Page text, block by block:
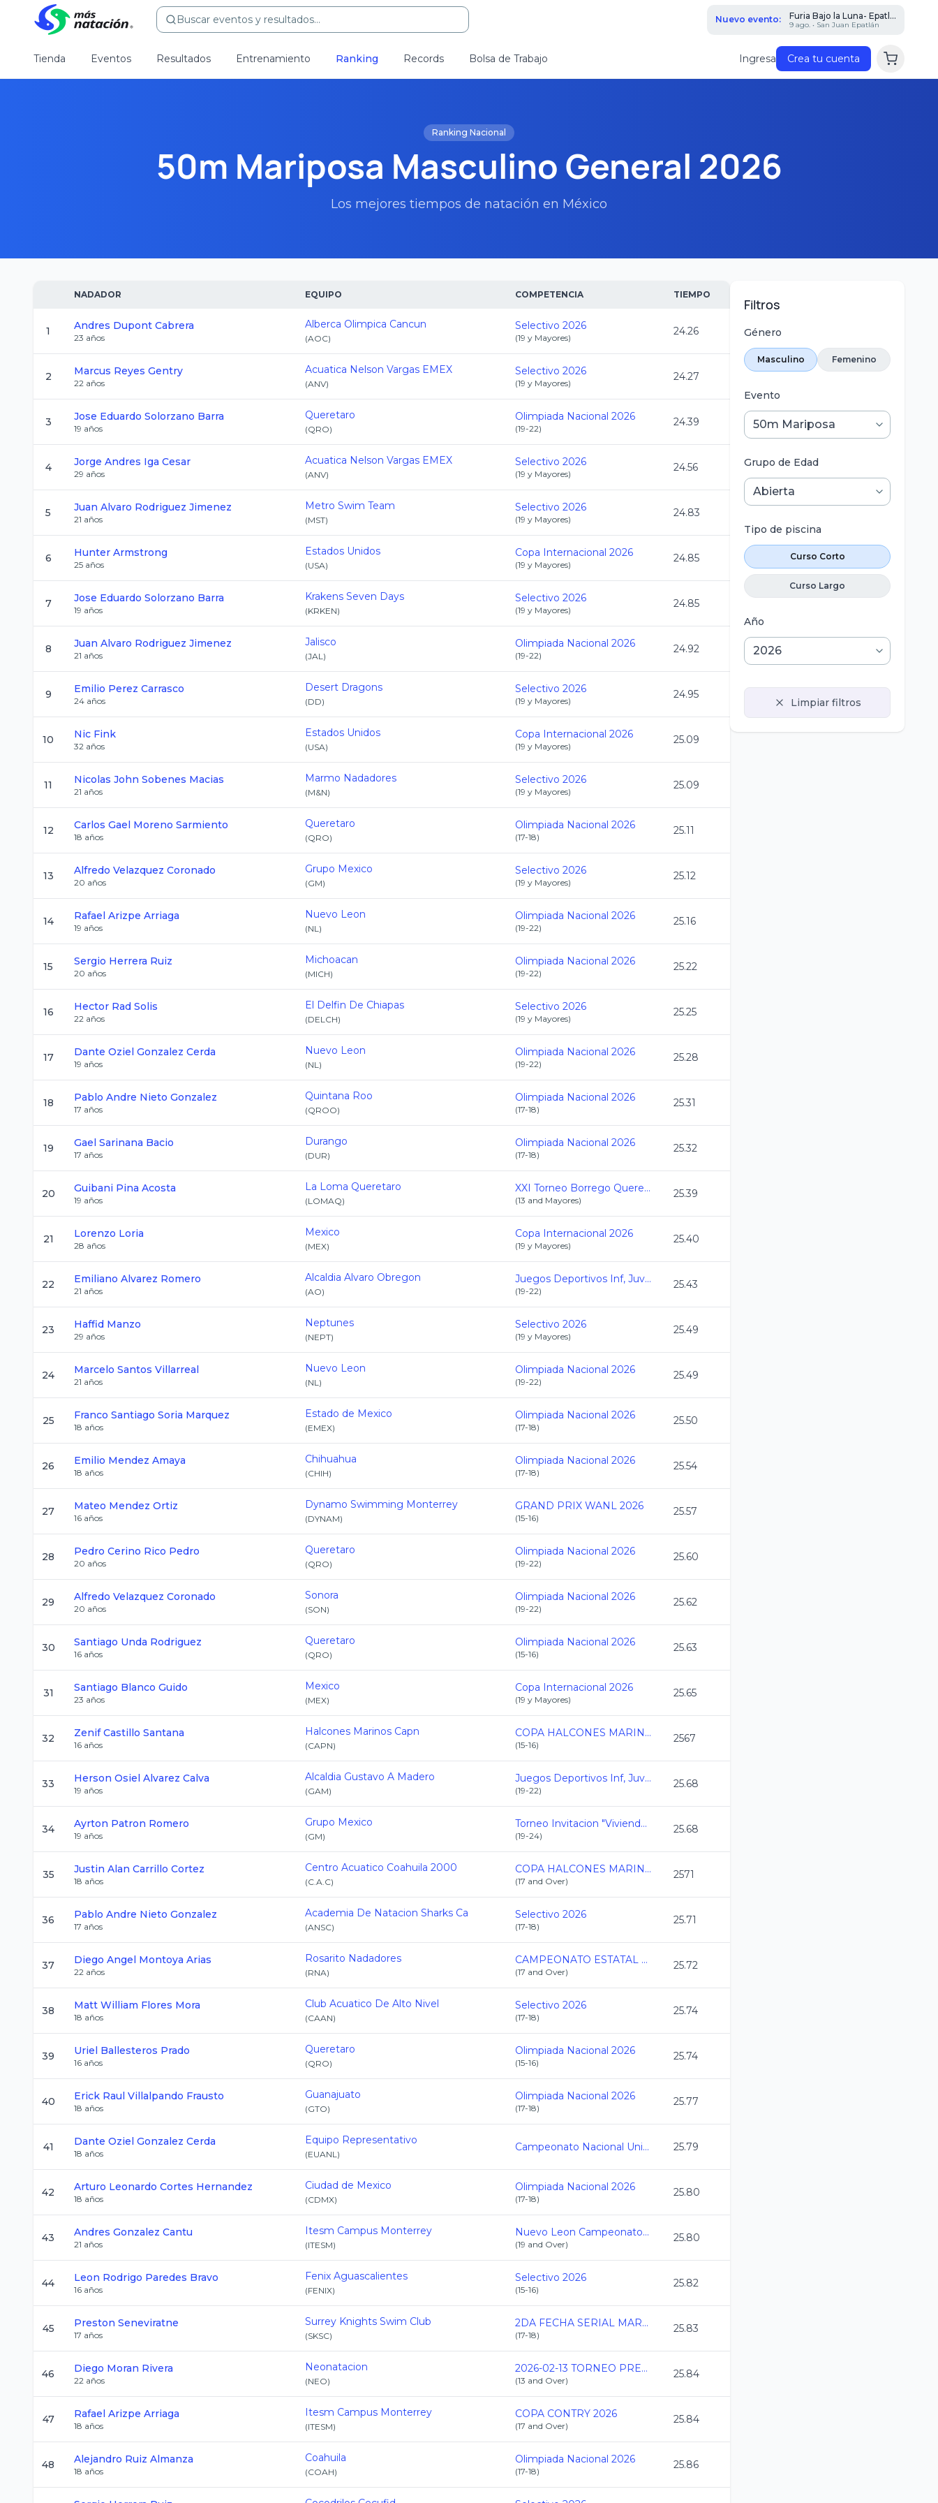
Buscar eventos y resultados... Nuevo evento: Furia Bajo la Luna- Epatl...
9 ago. • San Juan Epatlán
Tienda Eventos Resultados Entrenamiento Ranking Records Bolsa de Trabajo Ingresa Crea tu cuenta
Ranking Nacional
50m Mariposa Masculino General 2026
Los mejores tiempos de natación en México
NADADOR EQUIPO COMPETENCIA TIEMPO
1 Andres Dupont Cabrera
23 años
Alberca Olimpica Cancun
(AOC)
Selectivo 2026
(19 y Mayores)
24.26
2 Marcus Reyes Gentry
22 años
Acuatica Nelson Vargas EMEX
(ANV)
Selectivo 2026
(19 y Mayores)
24.27
3 Jose Eduardo Solorzano Barra
19 años
Queretaro
(QRO)
Olimpiada Nacional 2026
(19-22)
24.39
4 Jorge Andres Iga Cesar
29 años
Acuatica Nelson Vargas EMEX
(ANV)
Selectivo 2026
(19 y Mayores)
24.56
5 Juan Alvaro Rodriguez Jimenez
21 años
Metro Swim Team
(MST)
Selectivo 2026
(19 y Mayores)
24.83
6 Hunter Armstrong
25 años
Estados Unidos
(USA)
Copa Internacional 2026
(19 y Mayores)
24.85
7 Jose Eduardo Solorzano Barra
19 años
Krakens Seven Days
(KRKEN)
Selectivo 2026
(19 y Mayores)
24.85
8 Juan Alvaro Rodriguez Jimenez
21 años
Jalisco
(JAL)
Olimpiada Nacional 2026
(19-22)
24.92
9 Emilio Perez Carrasco
24 años
Desert Dragons
(DD)
Selectivo 2026
(19 y Mayores)
24.95
10 Nic Fink
32 años
Estados Unidos
(USA)
Copa Internacional 2026
(19 y Mayores)
25.09
11 Nicolas John Sobenes Macias
21 años
Marmo Nadadores
(M&N)
Selectivo 2026
(19 y Mayores)
25.09
12 Carlos Gael Moreno Sarmiento
18 años
Queretaro
(QRO)
Olimpiada Nacional 2026
(17-18)
25.11
13 Alfredo Velazquez Coronado
20 años
Grupo Mexico
(GM)
Selectivo 2026
(19 y Mayores)
25.12
14 Rafael Arizpe Arriaga
19 años
Nuevo Leon
(NL)
Olimpiada Nacional 2026
(19-22)
25.16
15 Sergio Herrera Ruiz
20 años
Michoacan
(MICH)
Olimpiada Nacional 2026
(19-22)
25.22
16 Hector Rad Solis
22 años
El Delfin De Chiapas
(DELCH)
Selectivo 2026
(19 y Mayores)
25.25
17 Dante Oziel Gonzalez Cerda
19 años
Nuevo Leon
(NL)
Olimpiada Nacional 2026
(19-22)
25.28
18 Pablo Andre Nieto Gonzalez
17 años
Quintana Roo
(QROO)
Olimpiada Nacional 2026
(17-18)
25.31
19 Gael Sarinana Bacio
17 años
Durango
(DUR)
Olimpiada Nacional 2026
(17-18)
25.32
20 Guibani Pina Acosta
19 años
La Loma Queretaro
(LOMAQ)
XXI Torneo Borrego Queretaro 2026
(13 and Mayores)
25.39
21 Lorenzo Loria
28 años
Mexico
(MEX)
Copa Internacional 2026
(19 y Mayores)
25.40
22 Emiliano Alvarez Romero
21 años
Alcaldia Alvaro Obregon
(AO)
Juegos Deportivos Inf, Juv y Paralim. CDMX 26
(19-22)
25.43
23 Haffid Manzo
29 años
Neptunes
(NEPT)
Selectivo 2026
(19 y Mayores)
25.49
24 Marcelo Santos Villarreal
21 años
Nuevo Leon
(NL)
Olimpiada Nacional 2026
(19-22)
25.49
25 Franco Santiago Soria Marquez
18 años
Estado de Mexico
(EMEX)
Olimpiada Nacional 2026
(17-18)
25.50
26 Emilio Mendez Amaya
18 años
Chihuahua
(CHIH)
Olimpiada Nacional 2026
(17-18)
25.54
27 Mateo Mendez Ortiz
16 años
Dynamo Swimming Monterrey
(DYNAM)
GRAND PRIX WANL 2026
(15-16)
25.57
28 Pedro Cerino Rico Pedro
20 años
Queretaro
(QRO)
Olimpiada Nacional 2026
(19-22)
25.60
29 Alfredo Velazquez Coronado
20 años
Sonora
(SON)
Olimpiada Nacional 2026
(19-22)
25.62
30 Santiago Unda Rodriguez
16 años
Queretaro
(QRO)
Olimpiada Nacional 2026
(15-16)
25.63
31 Santiago Blanco Guido
23 años
Mexico
(MEX)
Copa Internacional 2026
(19 y Mayores)
25.65
32 Zenif Castillo Santana
16 años
Halcones Marinos Capn
(CAPN)
COPA HALCONES MARINOS 2026
(15-16)
2567
33 Herson Osiel Alvarez Calva
19 años
Alcaldia Gustavo A Madero
(GAM)
Juegos Deportivos Inf, Juv y Paralim. CDMX 26
(19-22)
25.68
34 Ayrton Patron Romero
19 años
Grupo Mexico
(GM)
Torneo Invitacion "Viviendo la Mineria 2026"
(19-24)
25.68
35 Justin Alan Carrillo Cortez
18 años
Centro Acuatico Coahuila 2000
(C.A.C)
COPA HALCONES MARINOS 2026
(17 and Over)
2571
36 Pablo Andre Nieto Gonzalez
17 años
Academia De Natacion Sharks Ca
(ANSC)
Selectivo 2026
(17-18)
25.71
37 Diego Angel Montoya Arias
22 años
Rosarito Nadadores
(RNA)
CAMPEONATO ESTATAL 2026
(17 and Over)
25.72
38 Matt William Flores Mora
18 años
Club Acuatico De Alto Nivel
(CAAN)
Selectivo 2026
(17-18)
25.74
39 Uriel Ballesteros Prado
16 años
Queretaro
(QRO)
Olimpiada Nacional 2026
(15-16)
25.74
40 Erick Raul Villalpando Frausto
18 años
Guanajuato
(GTO)
Olimpiada Nacional 2026
(17-18)
25.77
41 Dante Oziel Gonzalez Cerda
18 años
Equipo Representativo
(EUANL)
Campeonato Nacional Universitario 25.79
42 Arturo Leonardo Cortes Hernandez
18 años
Ciudad de Mexico
(CDMX)
Olimpiada Nacional 2026
(17-18)
25.80
43 Andres Gonzalez Cantu
21 años
Itesm Campus Monterrey
(ITESM)
Nuevo Leon Campeonato Estatal C L 2026
(19 and Over)
25.80
44 Leon Rodrigo Paredes Bravo
16 años
Fenix Aguascalientes
(FENIX)
Selectivo 2026
(15-16)
25.82
45 Preston Seneviratne
17 años
Surrey Knights Swim Club
(SKSC)
2DA FECHA SERIAL MARLINS MARZO 2026
(17-18)
25.83
46 Diego Moran Rivera
22 años
Neonatacion
(NEO)
2026-02-13 TORNEO PREPARACION CLAS
(13 and Over)
25.84
47 Rafael Arizpe Arriaga
18 años
Itesm Campus Monterrey
(ITESM)
COPA CONTRY 2026
(17 and Over)
25.84
48 Alejandro Ruiz Almanza
18 años
Coahuila
(COAH)
Olimpiada Nacional 2026
(17-18)
25.86
Filtros
Género
Masculino Femenino
Evento
Grupo de Edad
Tipo de piscina
Curso Corto
Curso Largo
Año
Limpiar filtros